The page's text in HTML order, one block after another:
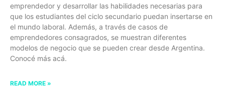
emprendedor y desarrollar las habilidades necesarias para
que los estudiantes del ciclo secundario puedan insertarse en
el mundo laboral. Además, a través de casos de
emprendedores consagrados, se muestran diferentes
modelos de negocio que se pueden crear desde Argentina.
Conocé más acá.
READ MORE »